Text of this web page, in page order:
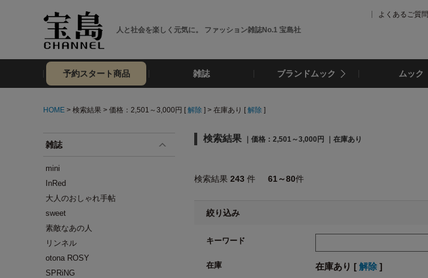
人と社会を楽しく元気に。 ファッション雑誌No.1 宝島社
よくあるご質問
予約スタート商品 雑誌 ブランドムック ムック
HOME > 検索結果 > 価格：2,501～3,000円 [ 解除 ] > 在庫あり [ 解除 ]
雑誌
mini
InRed
大人のおしゃれ手帖
sweet
素敵なあの人
リンネル
otona ROSY
SPRiNG
検索結果 ｜価格：2,501～3,000円 ｜在庫あり
検索結果 243 件 61～80件
絞り込み
キーワード
在庫 在庫あり [ 解除]